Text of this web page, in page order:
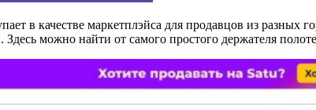
в качестве маркетплэйса для продавцов из
можно найти от самого простого держателя